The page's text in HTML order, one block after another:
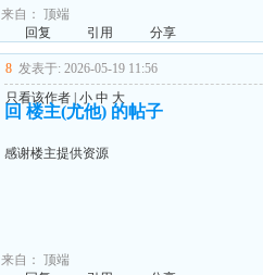
来自： 顶端
回复
引用 分享
8 发表于: 2026-05-19 11:56
只看该作者 小 中 大
回 楼主(尤他) 的帖子
感谢楼主提供资源
来自： 顶端